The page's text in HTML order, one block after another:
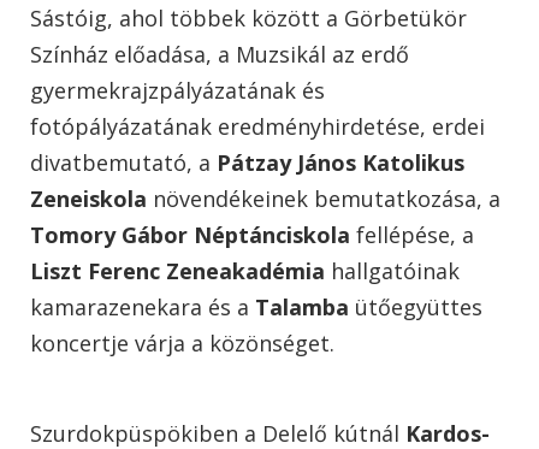
Sástóig, ahol többek között a Görbetükör
Színház előadása, a Muzsikál az erdő
gyermekrajzpályázatának és
fotópályázatának eredményhirdetése, erdei
divatbemutató, a Pátzay János Katolikus
Zeneiskola növendékeinek bemutatkozása, a
Tomory Gábor Néptánciskola fellépése, a
Liszt Ferenc Zeneakadémia hallgatóinak
kamarazenekara és a Talamba ütőegyüttes
koncertje várja a közönséget.
Szurdokpüspökiben a Delelő kútnál Kardos-